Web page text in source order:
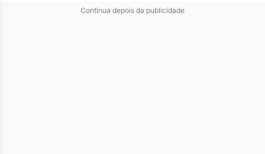
Continua depois da publicidade